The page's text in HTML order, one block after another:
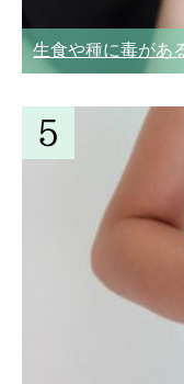
生食や種に毒があ